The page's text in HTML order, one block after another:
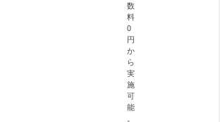
数
料
0
円
か
ら
実
施
可
能